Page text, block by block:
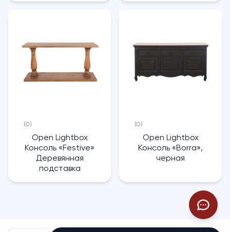
(0)
Open Lightbox
Консоль «Festive»
Деревянная
подставка
(0)
Open Lightbox
Консоль «Borra»,
черная